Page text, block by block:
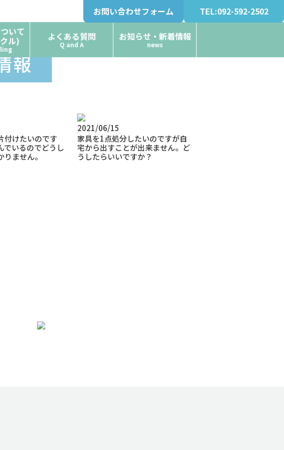
お問い合わせフォーム TEL:092-592-2502
いて
ル) よくある質問
Q and A
お知らせ・新着情報
news
報
付けたいのです
でいるのでどうし
ません。
2021/06/15
家具を1点処分したいのですが自
宅から出すことが出来ません。ど
うしたらいいですか？